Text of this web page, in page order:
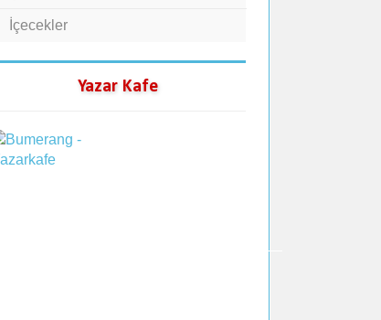
İçecekler
Yazar Kafe